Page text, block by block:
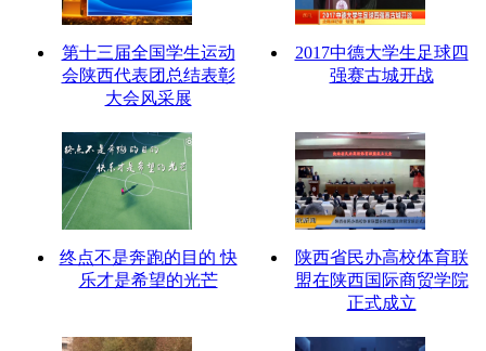
第十三届全国学生运动
会陕西代表团总结表彰
大会风采展
2017中德大学生足球四
强赛古城开战
终点不是奔跑的目的 快
乐才是希望的光芒
陕西省民办高校体育联
盟在陕西国际商贸学院
正式成立